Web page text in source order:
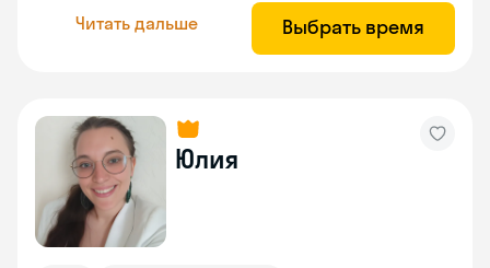
Читать дальше Выбрать время
Юлия